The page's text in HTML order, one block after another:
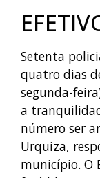
Setenta
quatro dias
segunda-
a
número ser
Urquiza,
município. O